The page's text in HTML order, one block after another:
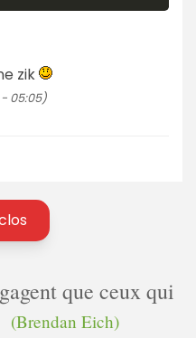
zik
- 05:05)
que ceux qui
(Brendan Eich)